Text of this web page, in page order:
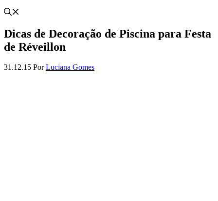
Dicas de Decoração de Piscina para Festa
de Réveillon
31.12.15 PorLuciana Gomes